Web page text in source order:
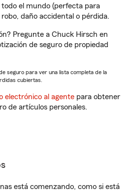
todo el mundo (perfecta para
daño accidental o pérdida.
Pregunte a Chuck Hirsch en
de seguro de propiedad
seguro para ver una lista completa de la
cubiertas.
electrónico al agente para obtener
de artículos personales.
está comenzando, como si está